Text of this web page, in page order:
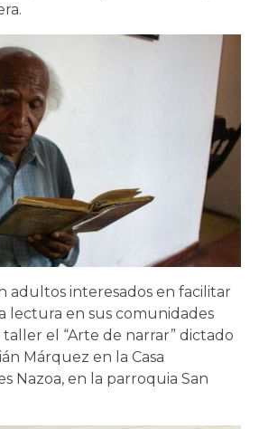
adultos interesados en facilitar
lectura en sus comunidades
el “Arte de narrar” dictado
Márquez en la Casa
Nazoa, en la parroquia San